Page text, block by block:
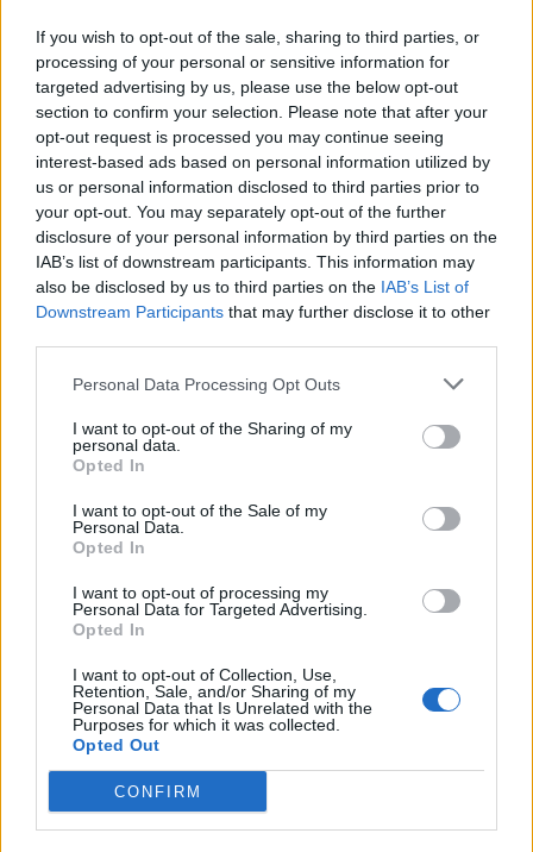
If you wish to opt-out of the sale, sharing to third parties, or
processing of your personal or sensitive information for
targeted advertising by us, please use the below opt-out
section to confirm your selection. Please note that after your
opt-out request is processed you may continue seeing
interest-based ads based on personal information utilized by
us or personal information disclosed to third parties prior to
your opt-out. You may separately opt-out of the further
disclosure of your personal information by third parties on the
IAB’s list of downstream participants. This information may
also be disclosed by us to third parties on the IAB’s List of
Downstream Participants that may further disclose it to other
Personal Data Processing Opt Outs
I want to opt-out of the Sharing of my
personal data.
Opted In
I want to opt-out of the Sale of my
Personal Data.
Opted In
I want to opt-out of processing my
Personal Data for Targeted Advertising.
Opted In
I want to opt-out of Collection, Use,
Retention, Sale, and/or Sharing of my
Personal Data that Is Unrelated with the
Purposes for which it was collected.
Opted Out
CONFIRM
Edellinen artikkeli
Saksassa jalkapalloillut peluri
julistettiin kuolleeksi 2016 –
löytyikin nyt elossa
Seuraava artikkeli
Nyt se on varmaa: Bundesliiga
jatkuu 16. toukokuuta
Suomen MM-karsintojen näkymät –
analyysi
Suomi-Hollanti näkyy ilmaiseksi TV:stä –
näin katsot ottelun
Jalkapallon U21 EM-kisat 2025 – tässä
otteluohjelma ja Suomen joukkue